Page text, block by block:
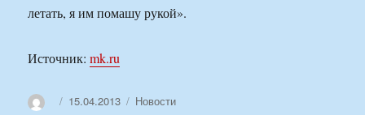
летать, я им помашу рукой».
Источник:mk.ru
АвторОпубликовано
15.04.2013 Рубрики
Новости